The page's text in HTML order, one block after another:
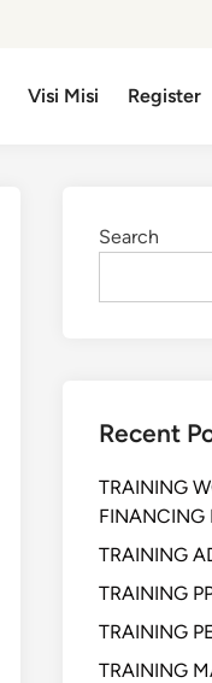
Visi Misi Register
Search
Recent
TRAINING
FINANCING
TRAINING
TRAINING
TRAINING
TRAINING